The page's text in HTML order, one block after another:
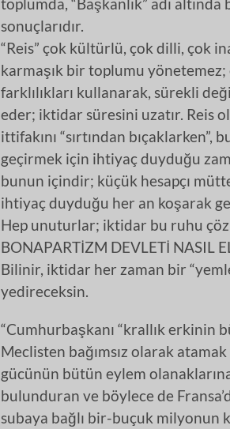
sonuçlarıdır.
“Reis” çok kültürlü, çok dilli, çok
karmaşık bir toplumu
farklılıkları kullanarak, sürekli
eder; iktidar süresini uzatır. Reis
ittifakını “sırtından
geçirmek için ihtiyaç duyduğu
bunun içindir; küçük hesapçı
ihtiyaç duyduğu her an koşarak
Hep unuturlar; iktidar bu ruhu
BONAPARTİZM DEVLETİ NASIL
Bilinir, iktidar her zaman bir
yedireceksin.
“Cumhurbaşkanı “krallık erkinin
Meclisten bağımsız olarak
gücünün bütün eylem
bulunduran ve böylece de
subaya bağlı bir-buçuk milyonun